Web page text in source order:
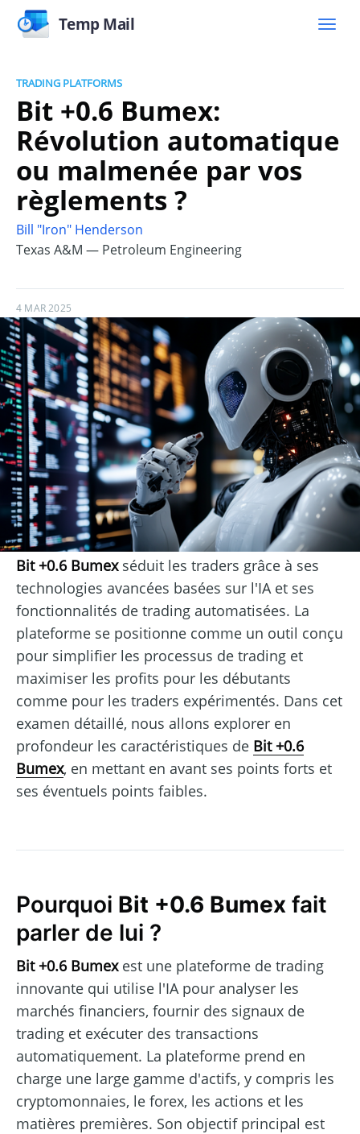
Temp Mail
TRADING PLATFORMS
Bit +0.6 Bumex:
Révolution automatique
ou malmenée par vos
règlements ?
Bill "Iron" Henderson
Texas A&M — Petroleum Engineering
4 MAR 2025
Bit +0.6 Bumexséduit les traders grâce à ses
technologies avancées basées sur l'IA et ses
fonctionnalités de trading automatisées. La
plateforme se positionne comme un outil conçu
pour simplifier les processus de trading et
maximiser les profits pour les débutants
comme pour les traders expérimentés. Dans cet
examen détaillé, nous allons explorer en
profondeur les caractéristiques de Bit +0.6
Bumex, en mettant en avant ses points forts et
ses éventuels points faibles.
Pourquoi Bit +0.6 Bumex fait
parler de lui ?
Bit +0.6 Bumexest une plateforme de trading
innovante qui utilise l'IA pour analyser les
marchés financiers, fournir des signaux de
trading et exécuter des transactions
automatiquement. La plateforme prend en
charge une large gamme d'actifs, y compris les
cryptomonnaies, le forex, les actions et les
matières premières. Son objectif principal est